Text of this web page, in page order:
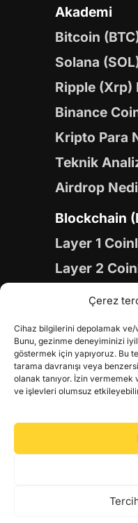
Çerez
Cihaz bilgilerini depolamak
Bunu, gezinme deneyiminizi
göstermek için yapıyoruz. Bu
tarama davranışı veya
olanak tanıyor. İzin
ve işlevleri olumsuz
Akademi
Bitcoin
Solana
Ripple (Xrp)
Binance
Kripto Para
Teknik
Airdrop
Blockchain
Layer 1
Layer 2
Yapay Zeka
Gaming
RWA
DeFi Coinleri
DePIN
Metaverse
Web 3.0
Coin